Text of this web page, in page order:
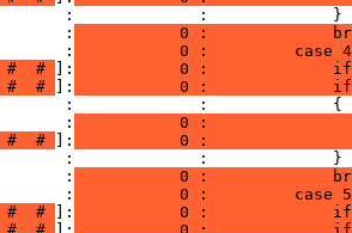
:             :             }
:
0 :
:
0 :         case
# # ]:
0 :
# # ]:
0 :
:             :             {
:
0 :
# # ]:
0 :
:             :             }
:
0 :
:
0 :         case
# # ]:
0 :